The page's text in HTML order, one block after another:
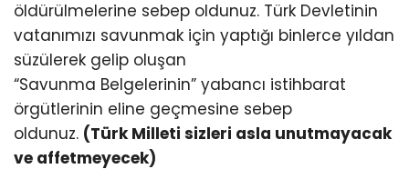
öldürülmelerine sebep oldunuz. Türk Devletinin
vatanımızı savunmak için yaptığı binlerce yıldan
süzülerek gelip oluşan
“Savunma Belgelerinin” yabancı istihbarat
örgütlerinin eline geçmesine sebep
oldunuz. (Türk Milleti sizleri asla unutmayacak
ve affetmeyecek)